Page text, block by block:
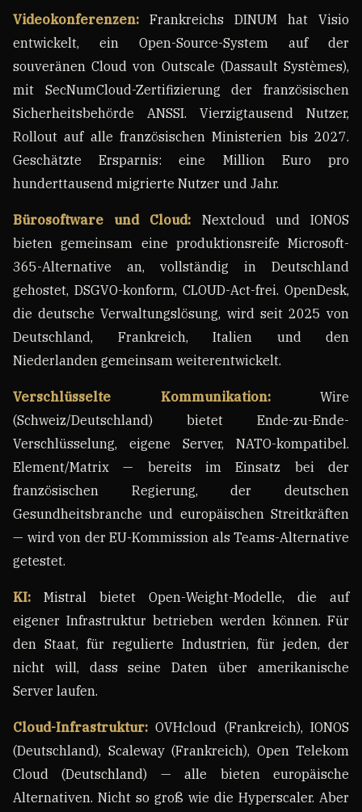
Videokonferenzen: Frankreichs DINUM hat Visio
entwickelt, ein Open-Source-System auf der
souveränen Cloud von Outscale (Dassault Systèmes),
mit SecNumCloud-Zertifizierung der französischen
Sicherheitsbehörde ANSSI. Vierzigtausend Nutzer,
Rollout auf alle französischen Ministerien bis 2027.
Geschätzte Ersparnis: eine Million Euro pro
hunderttausend migrierte Nutzer und Jahr.
Bürosoftware und Cloud: Nextcloud und IONOS
bieten gemeinsam eine produktionsreife Microsoft-
365-Alternative an, vollständig in Deutschland
gehostet, DSGVO-konform, CLOUD-Act-frei. OpenDesk,
die deutsche Verwaltungslösung, wird seit 2025 von
Deutschland, Frankreich, Italien und den
Niederlanden gemeinsam weiterentwickelt.
Verschlüsselte Kommunikation:Wire
(Schweiz/Deutschland) bietet Ende-zu-Ende-
Verschlüsselung, eigene Server, NATO-kompatibel.
Element/Matrix — bereits im Einsatz bei der
französischen Regierung, der deutschen
Gesundheitsbranche und europäischen Streitkräften
— wird von der EU-Kommission als Teams-Alternative
getestet.
KI: Mistral bietet Open-Weight-Modelle, die auf
eigener Infrastruktur betrieben werden können. Für
den Staat, für regulierte Industrien, für jeden, der
nicht will, dass seine Daten über amerikanische
Server laufen.
Cloud-Infrastruktur: OVHcloud (Frankreich), IONOS
(Deutschland), Scaleway (Frankreich), Open Telekom
Cloud (Deutschland) — alle bieten europäische
Alternativen. Nicht so groß wie die Hyperscaler. Aber